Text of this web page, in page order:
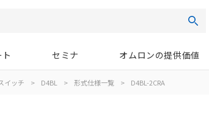
セミナ オムロンの提供価値
イッチ > D4BL > 形式仕様一覧 > D4BL-2CRA